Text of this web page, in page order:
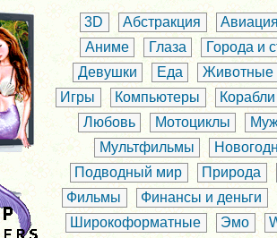
3D Абстракция
Аниме
Глаза
Города и
Девушки
Еда
Животные
Игры
Компьютеры
Корабли
Любовь
Мотоциклы
Мультфильмы
Подводный мир
Природа
Фильмы
Финансы и деньги
Широкоформатные
Эмо